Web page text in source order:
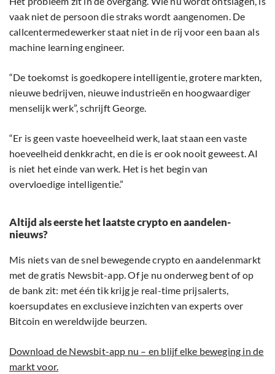
vaak niet de persoon die straks wordt aangenomen. De
callcentermedewerker staat niet in de rij voor een baan als
machine learning engineer.
“De toekomst is goedkopere intelligentie, grotere markten,
nieuwe bedrijven, nieuwe industrieën en hoogwaardiger
menselijk werk”, schrijft George.
“Er is geen vaste hoeveelheid werk, laat staan een vaste
hoeveelheid denkkracht, en die is er ook nooit geweest. AI
is niet het einde van werk. Het is het begin van
overvloedige intelligentie.”
Altijd als eerste het laatste crypto en aandelen-
nieuws?
Mis niets van de snel bewegende crypto en aandelenmarkt
met de gratis Newsbit-app. Of je nu onderweg bent of op
de bank zit: met één tik krijg je real-time prijsalerts,
koersupdates en exclusieve inzichten van experts over
Bitcoin en wereldwijde beurzen.
Download de Newsbit-app nu – en blijf elke beweging in de
markt voor.